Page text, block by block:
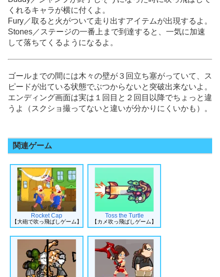
くれるキャラが横に付くよ。
Fury／取ると火がついて走り出すアイテムが出現するよ。
Stones／ステージの一番上まで到達すると、一気に加速
して落ちてくるようになるよ。
ゴールまでの間には木々の壁が３回立ち塞がっていて、ス
ピードが出ている状態でぶつからないと突破出来ないよ。
エンディング画面は実は１回目と２回目以降でちょっと違
うよ（スクショ撮ってないと違いが分かりにくいかも）。
関連ゲーム
Rocket Cap
【大砲で吹っ飛ばしゲーム】
Toss the Turtle
【カメ吹っ飛ばしゲーム】